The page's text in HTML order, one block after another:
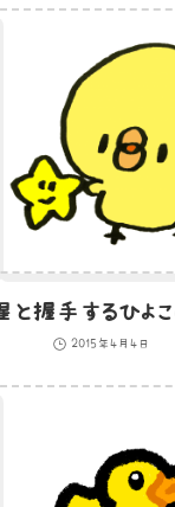
2015年4月4日